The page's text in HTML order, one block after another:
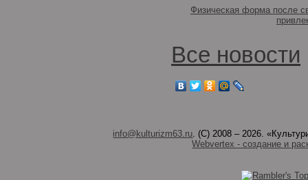
Физическая форма после
Все новости
info@kulturizm63.ru. (C) 2008 – 2026.
Webvertex - создание и